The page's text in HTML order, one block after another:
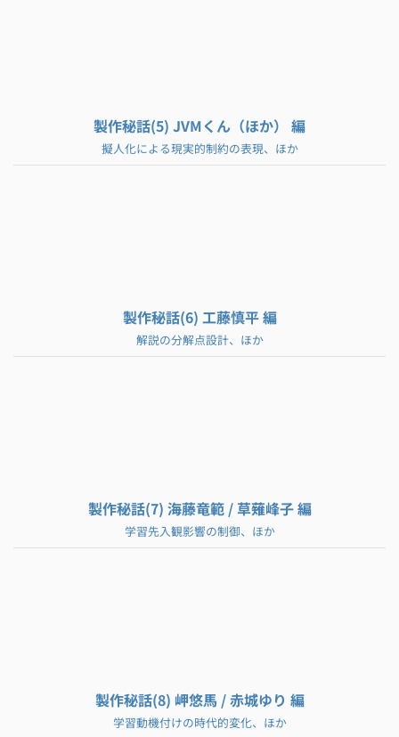
製作秘話(5) JVMくん（ほか） 編
擬人化による現実的制約の表現、ほか
製作秘話(6) 工藤慎平 編
解説の分解点設計、ほか
製作秘話(7) 海藤竜範 / 草薙峰子 編
学習先入観影響の制御、ほか
製作秘話(8) 岬悠馬 / 赤城ゆり 編
学習動機付けの時代的変化、ほか